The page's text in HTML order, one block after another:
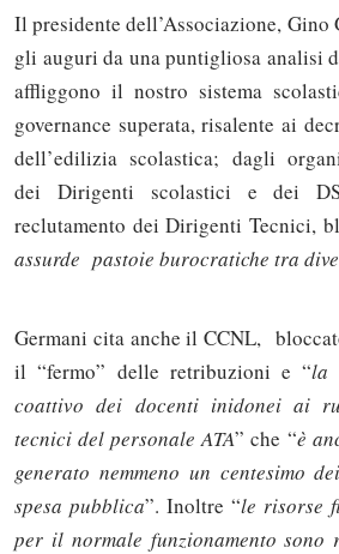
Il presidente dell’Associazione, Gino
gli auguri da una puntigliosa analisi
affliggono il nostro sistema
governance superata, risalente ai
dell’edilizia scolastica; dagli
dei Dirigenti scolastici e dei
reclutamento dei Dirigenti Tecnici,
assurde pastoie burocratiche tra
Germani cita anche il CCNL,
il “fermo” delle retribuzioni e “la
coattivo dei docenti inidonei ai
tecnici del personale ATA” che “è
generato nemmeno un centesimo
spesa pubblica”. Inoltre “le risorse
per il normale funzionamento sono